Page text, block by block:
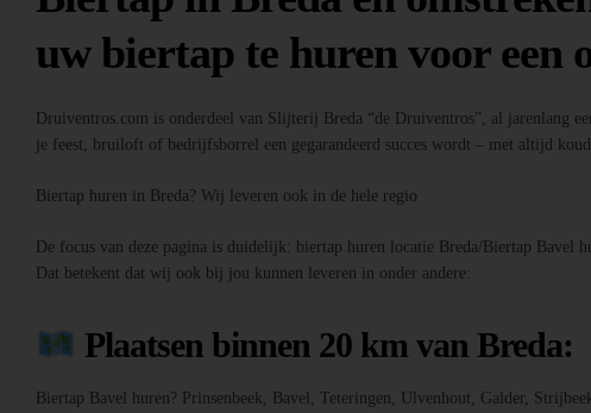
uw biertap te huren voor een
Druiventros.com is onderdeel van Slijterij Breda “de Druiventros”, al jarenlang
je feest, bruiloft of bedrijfsborrel een gegarandeerd succes wordt – met altijd
Biertap huren in Breda? Wij leveren ook in de hele regio
De focus van deze pagina is duidelijk: biertap huren locatie Breda/Biertap Bavel
Dat betekent dat wij ook bij jou kunnen leveren in onder andere:
Plaatsen binnen 20 km van Breda:
Biertap Bavel huren? Prinsenbeek, Bavel, Teteringen, Ulvenhout, Galder,